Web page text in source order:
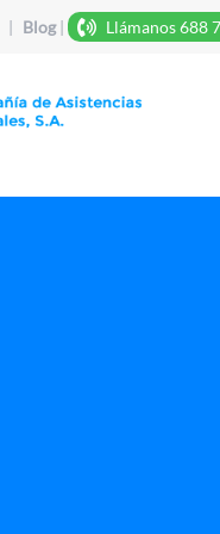
| Blog| Llámanos 688